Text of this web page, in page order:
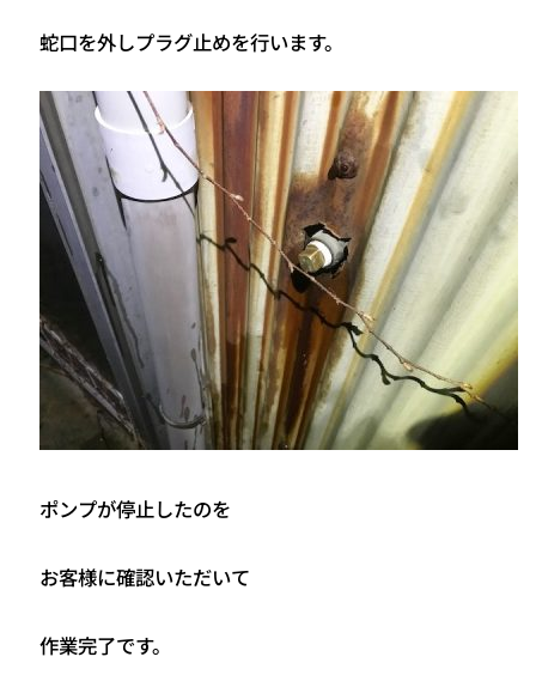
蛇口を外しプラグ止めを行います。
ポンプが停止したのを
お客様に確認いただいて
作業完了です。